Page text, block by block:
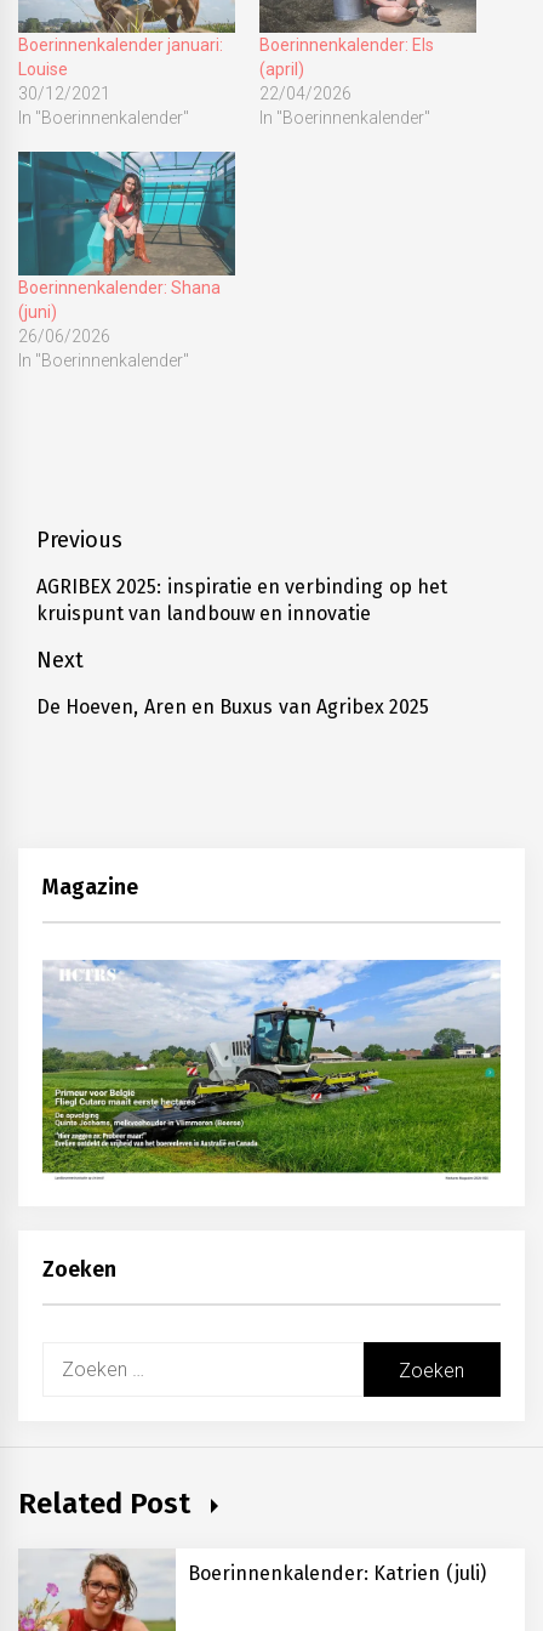
Boerinnenkalender januari:
Louise
30/12/2021
In "Boerinnenkalender"
Boerinnenkalender: Els
(april)
22/04/2026
In "Boerinnenkalender"
Boerinnenkalender: Shana
(juni)
26/06/2026
In "Boerinnenkalender"
Bericht
navigatie
Previous
Previous
post:
AGRIBEX 2025: inspiratie en verbinding op het
kruispunt van landbouw en innovatie
Next
Next
De Hoeven, Aren en Buxus van Agribex 2025
Magazine
Zoeken
Zoeken
Related Post
Boerinnenkalender: Katrien (juli)